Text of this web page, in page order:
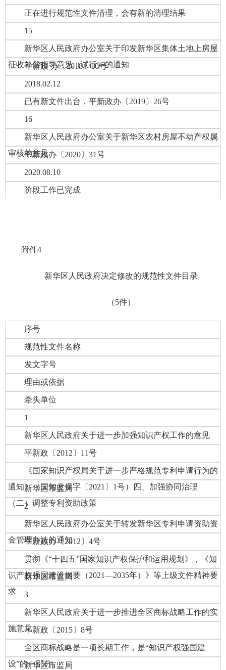
正在进行规范性文件清理，会有新的清理结果
15
新华区人民政府办公室关于印发新华区集体土地上房屋
征收补偿指导意见（试行）的通知
平新政 办〔2018〕10号
2018.02.12
已有新文件出台，平新政办〔2019〕26号
16
新华区人民政府办公室关于新华区农村房屋不动产权属
审核的意见
平新政办〔2020〕31号
2020.08.10
阶段工作已完成
附件4
新华区人民政府决定修改的规范性文件目录
（5件）
序号
规范性文件名称
发文字号
理由或依据
牵头单位
1
新华区人民政府关于进一步加强知识产权工作的意见
平新政〔2012〕11号
《国家知识产权局关于进一步严格规范专利申请行为的
通知》（国知发保字〔2021〕1号）四、加强协同治理
（二）调整专利资助政策
新华区市监局
2
新华区人民政府办公室关于转发新华区专利申请资助资
金管理办法的通知
平新政办〔2012〕4号
贯彻《“十四五”国家知识产权保护和运用规划》，《知
识产权强国建设纲要（2021—2035年）》等上级文件精神要
求
新华区市监局
3
新华区人民政府关于进一步推进全区商标战略工作的实
施意见平新政〔2015〕8号
全区商标战略是一项长期工作，是“知识产权强国建
设”的一部分。
新华区市监局